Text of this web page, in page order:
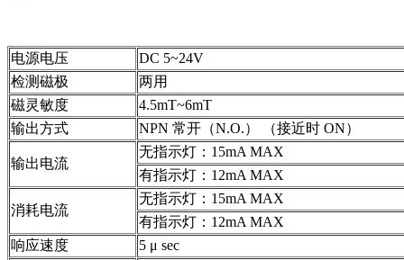
电源电压
DC 5~24V
检测磁极
两用
磁灵敏度
4.5mT~6mT
输出方式
NPN 常开（N.O.） （接近时 ON）
输出电流
无指示灯：15mA MAX
有指示灯：12mA MAX
消耗电流
无指示灯：15mA MAX
有指示灯：12mA MAX
响应速度
5 μ sec